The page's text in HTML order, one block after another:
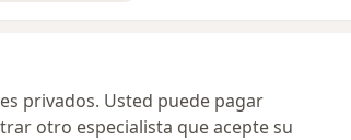
privados. Usted puede pagar
otro especialista que acepte su